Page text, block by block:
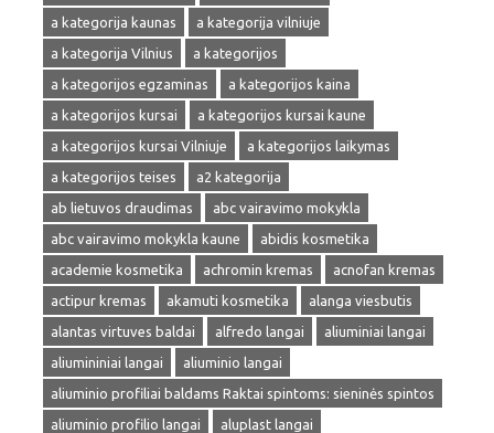
a kategorija kaunas
a kategorija vilniuje
a kategorija Vilnius
a kategorijos
a kategorijos egzaminas
a kategorijos kaina
a kategorijos kursai
a kategorijos kursai kaune
a kategorijos kursai Vilniuje
a kategorijos laikymas
a kategorijos teises
a2 kategorija
ab lietuvos draudimas
abc vairavimo mokykla
abc vairavimo mokykla kaune
abidis kosmetika
academie kosmetika
achromin kremas
acnofan kremas
actipur kremas
akamuti kosmetika
alanga viesbutis
alantas virtuves baldai
alfredo langai
aliuminiai langai
aliumininiai langai
aliuminio langai
aliuminio profiliai baldams Raktai spintoms: sieninės spintos
aliuminio profilio langai
aluplast langai